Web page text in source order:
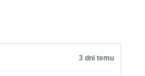
3 dni temu